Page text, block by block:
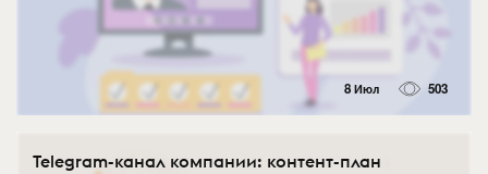
8 Июл 503
Telegram-канал компании: контент-план